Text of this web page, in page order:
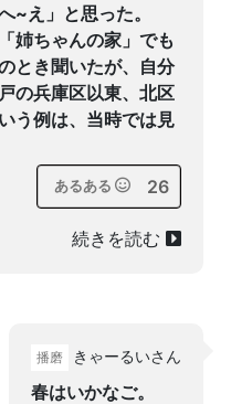
~え」と思った。
姉ちゃんの家」でも
とき聞いたが、自分
の兵庫区以東、北区
う例は、当時では見
あるある 26
続きを読む
播磨 きゃーるいさん
春はいかなご。